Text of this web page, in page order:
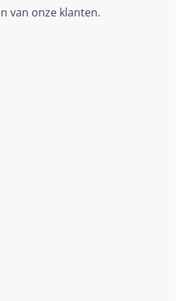
van onze klanten.